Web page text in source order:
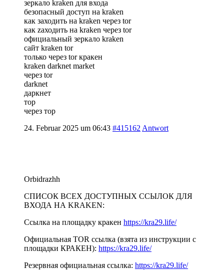
зеркало kraken для входа
безопасный доступ на kraken
как зaходить на kraken через tor
как zaходить на kraken через tor
официальный зеркало kraken
сайт kraken tor
только через tor кракен
kraken darknet market
через tor
darknet
даркнет
тор
через тор
24. Februar 2025 um 06:43 #415162 Antwort
Orbidrazhh
СПИСОК ВСЕХ ДОСТУПНЫХ ССЫЛОК ДЛЯ
ВХОДА НА KRAKEN:
Ссылка на площадку кракен https://kra29.life/
Официальная TOR ссылка (взята из инструкции с
площадки КРАКЕН): https://kra29.life/
Резервная официальная ссылка: https://kra29.life/